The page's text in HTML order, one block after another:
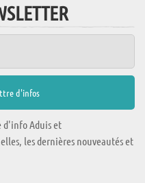
d'info Aduis et
les dernières nouveautés et